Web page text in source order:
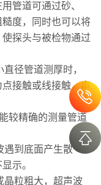
管道可通过砂、
度，同时也可以将
探头与被检物通过
径管道测厚时，
接触或线接触，声
较精确的测量管道
到底面产生散
示。
粒粗大，超声波